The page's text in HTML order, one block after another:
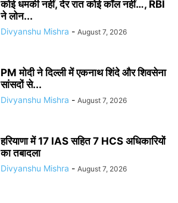
कोई धमकी नहीं, देर रात कोई कॉल नहीं…, RBI
ने लोन...
Divyanshu Mishra - August 7, 2026
PM मोदी ने दिल्ली में एकनाथ शिंदे और शिवसेना
सांसदों से...
Divyanshu Mishra - August 7, 2026
हरियाणा में 17 IAS सहित 7 HCS अधिकारियों
का तबादला
Divyanshu Mishra - August 7, 2026